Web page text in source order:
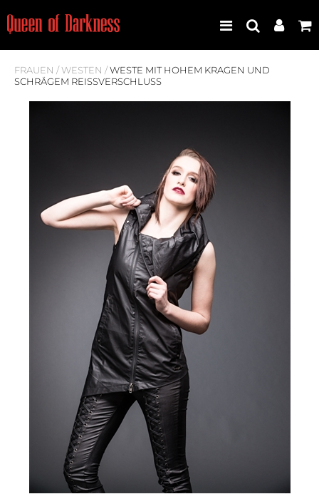
Frauen
Männer
Plus Size
Store Leipzig
Accessoires
Sale
Gutscheine
FRAUEN /WESTEN /WESTE MIT HOHEM KRAGEN UND
SCHRÄGEM REISSVERSCHLUSS